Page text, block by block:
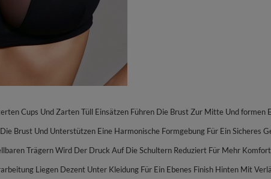
Cups Und Zarten Tüll Einsätzen Führen Die Brust Zur Mitte Und formen
Brust Und Unterstützen Eine Harmonische Formgebung Für Ein Sicheres
Trägern Wird Der Druck Auf Die Schultern Reduziert Für Mehr
Liegen Dezent Unter Kleidung Für Ein Ebenes Finish Hinten Mit